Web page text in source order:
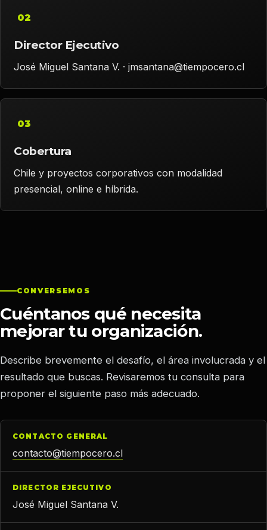
02
Director Ejecutivo
José Miguel Santana V. · jmsantana@tiempocero.cl
03
Cobertura
Chile y proyectos corporativos con modalidad
presencial, online e híbrida.
CONVERSEMOS
Cuéntanos qué necesita
mejorar tu organización.
Describe brevemente el desafío, el área involucrada y el
resultado que buscas. Revisaremos tu consulta para
proponer el siguiente paso más adecuado.
CONTACTO GENERAL
contacto@tiempocero.cl
DIRECTOR EJECUTIVO
José Miguel Santana V.